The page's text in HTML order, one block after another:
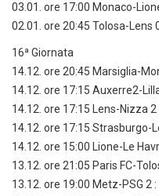
03.01. ore 17:00 Monaco-
02.01. ore 20:45 Tolosa-Lens
16ª Giornata
14.12. ore 20:45 Marsiglia-
14.12. ore 17:15 Auxerre2-
14.12. ore 17:15 Lens-Nizza 2
14.12. ore 17:15 Strasburgo-
14.12. ore 15:00 Lione-Le
13.12. ore 21:05 Paris FC-
13.12. ore 19:00 Metz-PSG 2 :